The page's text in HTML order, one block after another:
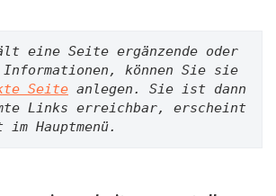
eine Seite ergänzende oder
können Sie sie
Seite anlegen. Sie ist dann
Links erreichbar, erscheint
Hauptmenü.